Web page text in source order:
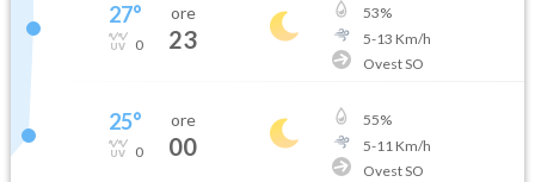
27°
0
ore
23
53%
5-13 Km/h
Ovest SO
25°
0
ore
00
55%
5-11 Km/h
Ovest SO